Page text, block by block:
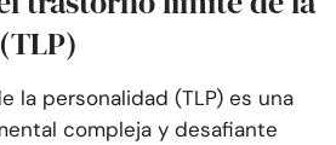
la personalidad (TLP) es una
compleja y desafiante